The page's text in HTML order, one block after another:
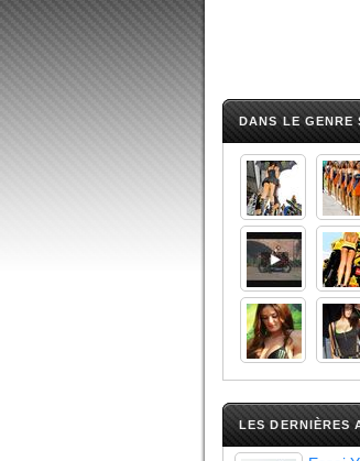
DANS LE GENRE
LES DERNIÈRES